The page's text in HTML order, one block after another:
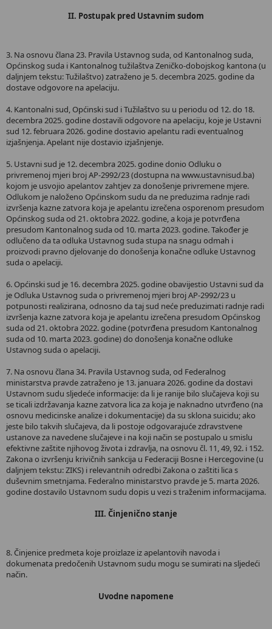
II. Postupak pred Ustavnim sudom
3. Na osnovu člana 23. Pravila Ustavnog suda, od Kantonalnog suda,
Općinskog suda i Kantonalnog tužilaštva Zeničko-dobojskog kantona (u
daljnjem tekstu: Tužilaštvo) zatraženo je 5. decembra 2025. godine da
dostave odgovore na apelaciju.
4. Kantonalni sud, Općinski sud i Tužilaštvo su u periodu od 12. do 18.
decembra 2025. godine dostavili odgovore na apelaciju, koje je Ustavni
sud 12. februara 2026. godine dostavio apelantu radi eventualnog
izjašnjenja. Apelant nije dostavio izjašnjenje.
5. Ustavni sud je 12. decembra 2025. godine donio Odluku o
privremenoj mjeri broj AP-2992/23 (dostupna na www.ustavnisud.ba)
kojom je usvojio apelantov zahtjev za donošenje privremene mjere.
Odlukom je naloženo Općinskom sudu da ne preduzima radnje radi
izvršenja kazne zatvora koja je apelantu izrečena osporenom presudom
Općinskog suda od 21. oktobra 2022. godine, a koja je potvrđena
presudom Kantonalnog suda od 10. marta 2023. godine. Također je
odlučeno da ta odluka Ustavnog suda stupa na snagu odmah i
proizvodi pravno djelovanje do donošenja konačne odluke Ustavnog
suda o apelaciji.
6. Općinski sud je 16. decembra 2025. godine obavijestio Ustavni sud da
je Odluka Ustavnog suda o privremenoj mjeri broj AP-2992/23 u
potpunosti realizirana, odnosno da taj sud neće preduzimati radnje radi
izvršenja kazne zatvora koja je apelantu izrečena presudom Općinskog
suda od 21. oktobra 2022. godine (potvrđena presudom Kantonalnog
suda od 10. marta 2023. godine) do donošenja konačne odluke
Ustavnog suda o apelaciji.
7. Na osnovu člana 34. Pravila Ustavnog suda, od Federalnog
ministarstva pravde zatraženo je 13. januara 2026. godine da dostavi
Ustavnom sudu sljedeće informacije: da li je ranije bilo slučajeva koji su
se ticali izdržavanja kazne zatvora lica za koja je naknadno utvrđeno (na
osnovu medicinske analize i dokumentacije) da su sklona suicidu; ako
jeste bilo takvih slučajeva, da li postoje odgovarajuće zdravstvene
ustanove za navedene slučajeve i na koji način se postupalo u smislu
efektivne zaštite njihovog života i zdravlja, na osnovu čl. 11, 49, 92. i 152.
Zakona o izvršenju krivičnih sankcija u Federaciji Bosne i Hercegovine (u
daljnjem tekstu: ZIKS) i relevantnih odredbi Zakona o zaštiti lica s
duševnim smetnjama. Federalno ministarstvo pravde je 5. marta 2026.
godine dostavilo Ustavnom sudu dopis u vezi s traženim informacijama.
III. Činjenično stanje
8. Činjenice predmeta koje proizlaze iz apelantovih navoda i
dokumenata predočenih Ustavnom sudu mogu se sumirati na sljedeći
način.
Uvodne napomene